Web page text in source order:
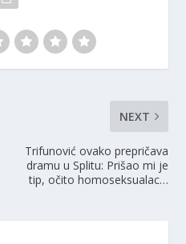
NEXT
Trifunović ovako prepričava
dramu u Splitu: Prišao mi je
tip, očito homoseksualac…